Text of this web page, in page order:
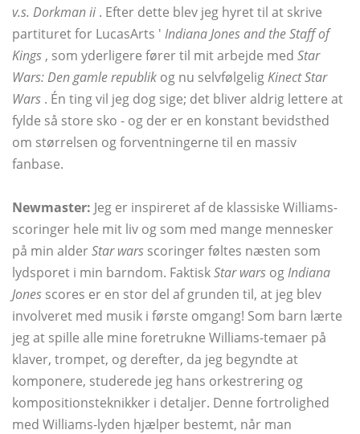
v.s. Dorkman ii . Efter dette blev jeg hyret til at skrive
partituret for LucasArts ' Indiana Jones and the Staff of
Kings , som yderligere fører til mit arbejde med Star
Wars: Den gamle republik og nu selvfølgeligKinect Star
Wars . Én ting vil jeg dog sige; det bliver aldrig lettere at
fylde så store sko - og der er en konstant bevidsthed
om størrelsen og forventningerne til en massiv
fanbase.
Newmaster: Jeg er inspireret af de klassiske Williams-
scoringer hele mit liv og som med mange mennesker
på min alderStar wars scoringer føltes næsten som
lydsporet i min barndom. FaktiskStar wars ogIndiana
Jones scores er en stor del af grunden til, at jeg blev
involveret med musik i første omgang! Som barn lærte
jeg at spille alle mine foretrukne Williams-temaer på
klaver, trompet, og derefter, da jeg begyndte at
komponere, studerede jeg hans orkestrering og
kompositionsteknikker i detaljer. Denne fortrolighed
med Williams-lyden hjælper bestemt, når man